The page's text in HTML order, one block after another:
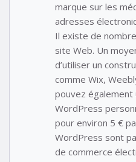
marque sur les
adresses
Il existe de
site Web. Un
d’utiliser un
comme Wix,
pouvez
WordPress
pour environ 5 €
WordPress sont
de commerce